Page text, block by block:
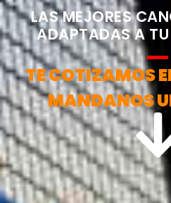
LAS MEJORES
ADAPTADAS A TU
TE COTIZAMOS
MANDANOS